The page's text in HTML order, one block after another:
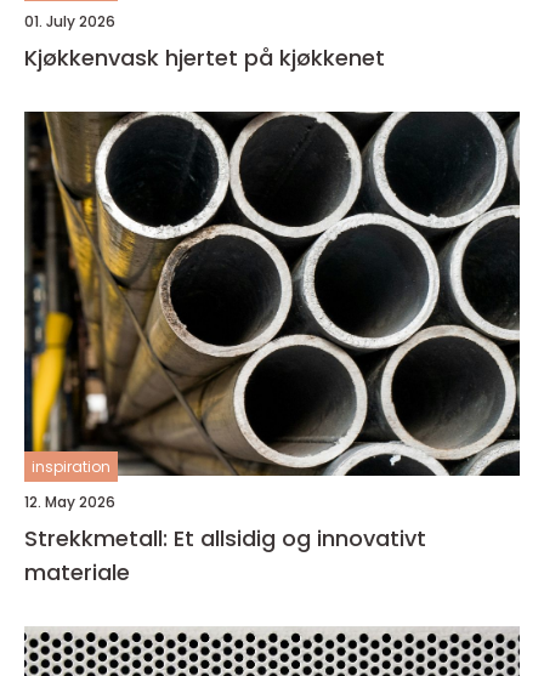
01. July 2026
Kjøkkenvask hjertet på kjøkkenet
inspiration
12. May 2026
Strekkmetall: Et allsidig og innovativt
materiale